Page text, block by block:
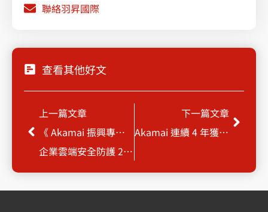
聯絡羽昇國際
查看其他好文
上一頁
上一篇文章
《 Akamai 振興專案 》
企業雲端安全防護 2TB / 5TB 限時優惠
下一篇文章
Akamai 連續 4 年獲評 Magic Quadrant 領導者
下一